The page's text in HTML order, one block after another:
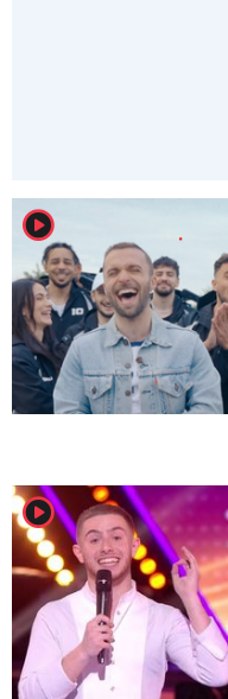
player2
player2